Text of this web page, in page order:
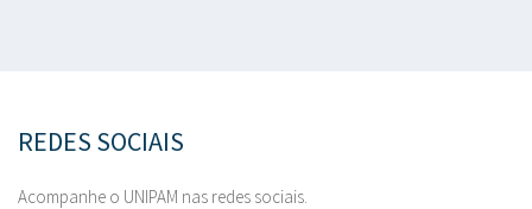
REDES SOCIAIS
Acompanhe o UNIPAM nas redes sociais.